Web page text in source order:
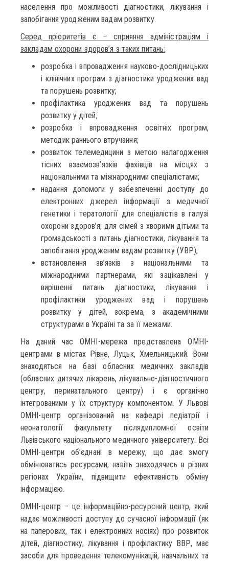
населення про можливості діагностики, лікування і
запобігання уродженим вадам розвитку.
Серед пріоритетів є – сприяння адміністраціям і
закладам охорони здоров’я з таких питань:
розробка і впровадження науково-дослідницьких
і клінічних програм з діагностики уроджених вад
та порушень розвитку;
профілактика уроджених вад та порушень
розвитку у дітей;
розробка і впровадження освітніх програм,
методик раннього втручання;
розвиток телемедицини з метою налагодження
тісних взаємозв’язків фахівців на місцях з
національними та міжнародними спеціалістами;
надання допомоги у забезпеченні доступу до
електронних джерел інформації з медичної
генетики і тератології для спеціалістів в галузі
охорони здоров’я; для сімей з хворими дітьми та
громадськості з питань діагностики, лікування та
запобігання уродженим вадам розвитку (УВР);
встановлення зв’язків з національними та
міжнародними партнерами, які зацікавлені у
вирішенні питань діагностики, лікування і
профілактики уроджених вад і порушень
розвитку у дітей, зокрема, з академічними
структурами в Україні та за її межами.
На даний час ОМНІ-мережа представлена ОМНІ-
центрами в містах Рівне, Луцьк, Хмельницький. Вони
знаходяться на базі обласних медичних закладів
(обласних дитячих лікарень, лікувально-діагностичного
центру, перинатального центру) і є органічно
інтегрованими у їх структуру компонентом. У Львові
ОМНІ-центр організований на кафедрі педіатрії і
неонатології факультету післядипломної освіти
Львівського національного медичного університету. Всі
ОМНІ-центри об’єднані в мережу, що дає змогу
обмінюватись ресурсами, навіть знаходячись в різних
регіонах України, підвищити ефективність обміну
інформацією.
ОМНІ-центр – це інформаційно-ресурсний центр, який
надає можливості доступу до сучасної інформації (як
на паперових, так і електронних носіях) про розвиток
дітей, діагностику, лікування і профілактику ВВР, має
засоби для проведення телекомунікацій, навчальних та